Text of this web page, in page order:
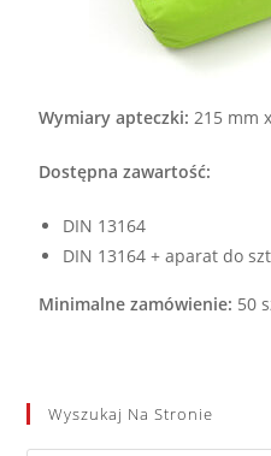
Wymiary apteczki: 215 mm
Dostępna zawartość:
DIN 13164
DIN 13164 + aparat do
Minimalne zamówienie: 50
Wyszukaj Na Stronie